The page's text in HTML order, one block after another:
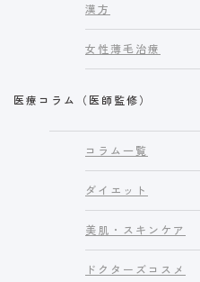
漢方
女性薄毛治療
医療コラム（医師監修）
コラム一覧
ダイエット
美肌・スキンケア
ドクターズコスメ